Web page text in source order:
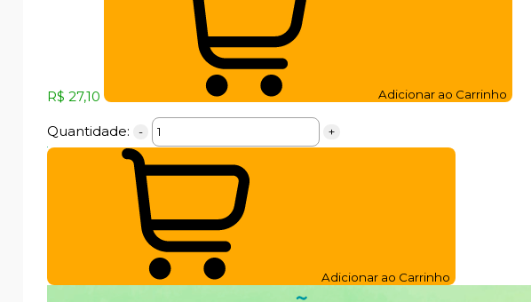
R$ 27,10 Adicionar ao Carrinho
Quantidade: - +
Adicionar ao Carrinho